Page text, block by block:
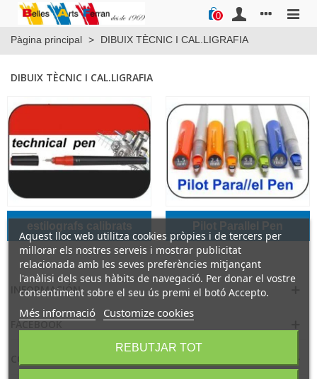
0
Pàgina principal > DIBUIX TÈCNIC I CAL.LIGRAFIA
DIBUIX TÈCNIC I CAL.LIGRAFIA
estilografs calibrats Pilot Parallel Pen
INFORMACIÓN
FACEBOOK
Aquest lloc web utilitza cookies pròpies i de tercers per
millorar els nostres serveis i mostrar publicitat
relacionada amb les seves preferències mitjançant
l'anàlisi dels seus hàbits de navegació. Per donar el vostre
consentiment sobre el seu ús premi el botó Accepto.
Més informació Customize cookies
REBUTJAR TOT